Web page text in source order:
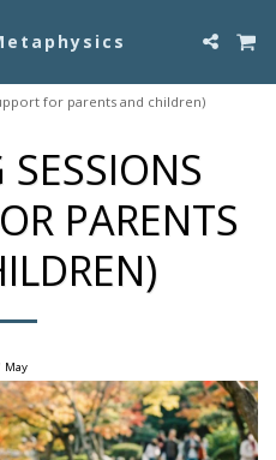
for parents and children)
PARENTS
May